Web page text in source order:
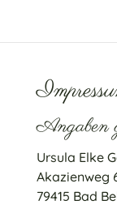
Angaben
Ursula Elke
Akazienweg
79415 Bad